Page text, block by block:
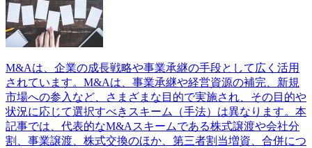
M&Aは、企業の成長戦略や事業承継の手段として広く活用
されています。M&Aは、事業承継や経営資源の補完、新規
市場への参入など、さまざまな目的で実施され、その目的や
状況に応じて選択すべきスキーム（手法）は異なります。本
記事では、代表的なM&Aスキームである株式譲渡や会社分
割、事業譲渡、株式交換のほか、第三者割当増資、合併につ